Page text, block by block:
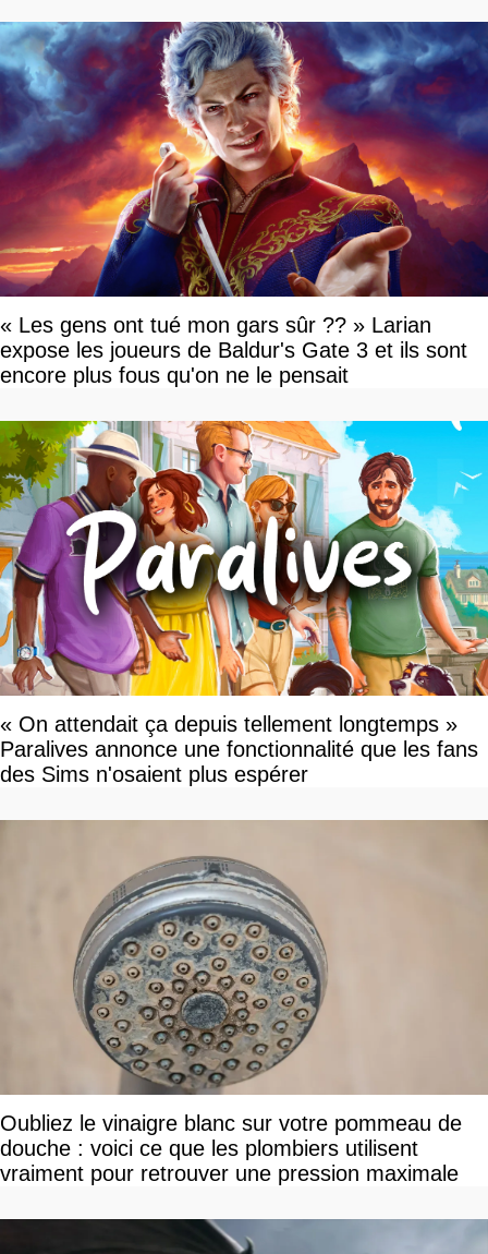
« Les gens ont tué mon gars sûr ?? » Larian
expose les joueurs de Baldur's Gate 3 et ils sont
encore plus fous qu'on ne le pensait
« On attendait ça depuis tellement longtemps »
Paralives annonce une fonctionnalité que les fans
des Sims n'osaient plus espérer
Oubliez le vinaigre blanc sur votre pommeau de
douche : voici ce que les plombiers utilisent
vraiment pour retrouver une pression maximale